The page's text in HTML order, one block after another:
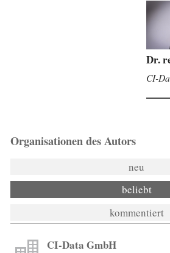
Dr.
CI-
Organisationen des Autors
neu
beliebt
kommentiert
CI-Data GmbH